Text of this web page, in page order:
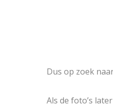
Dus op zoek
Als de foto’s